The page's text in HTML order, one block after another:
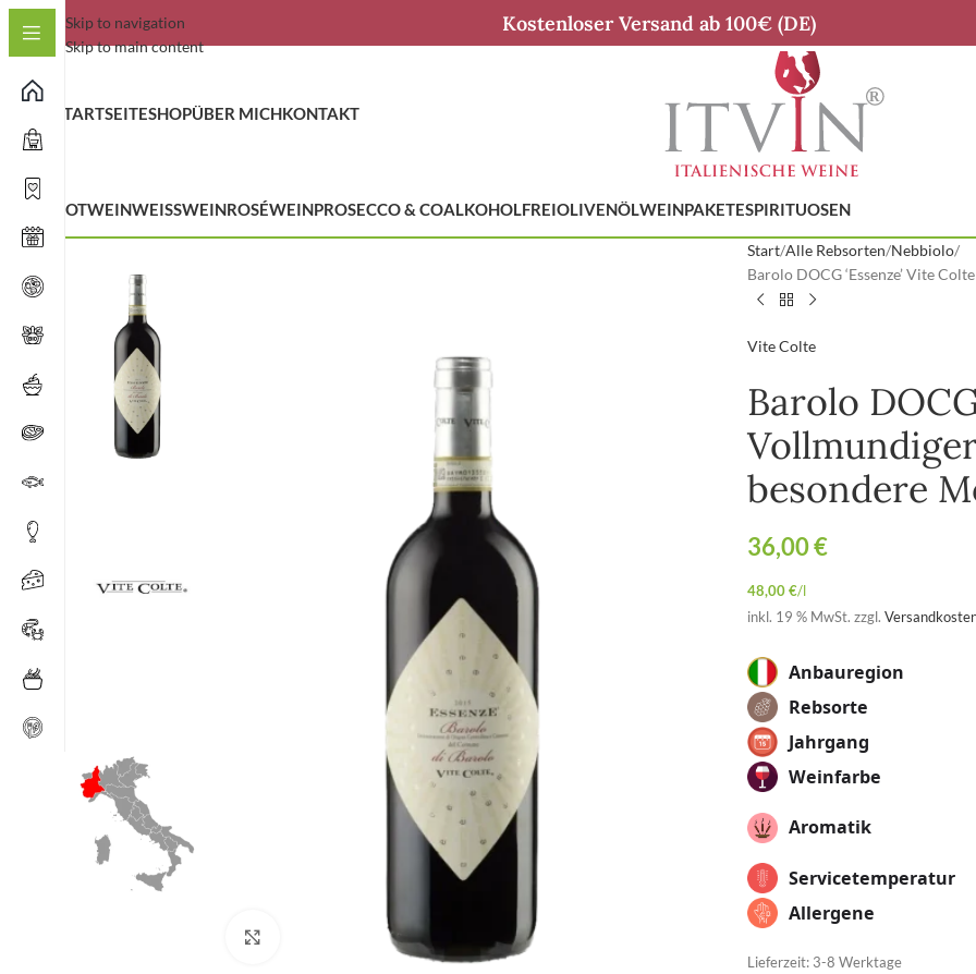
Skip to navigation
Skip to main content
Kostenloser Versand ab 100€ (DE)
STARTSEITESHOPÜBER MICHKONTAKT
ROTWEINWEISSWEIN ROSÉWEINPROSECCO & COALKOHOLFREIOLIVENÖLWEINPAKETESPIRITUOSEN
Klick zum Vergrößern
Start Alle Rebsorten Nebbiolo
Barolo DOCG ‘Essenze’ Vite
Vite Colte
Barolo
besondere
36,00€
48,00 €/l
inkl. 19 % MwSt. zzgl.
Anbauregion
Rebsorte
Jahrgang
Weinfarbe
Aromatik
Servicetemperatur
Allergene
Lieferzeit: 3-8 Werktage